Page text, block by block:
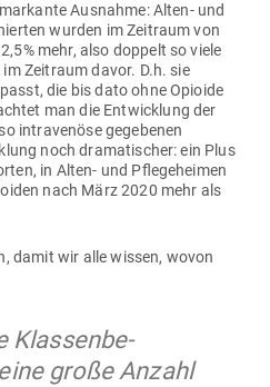
Aus­nahme: Alten- und
wurden im Zeitraum von
mehr, also doppelt so viele
Zeitraum davor. D.h. sie
die bis dato ohne Opioide
man die Ent­wicklung der
intra­venöse gege­benen
noch dra­ma­ti­scher: ein Plus
in Alten- und Pfle­ge­heimen
nach März 2020 mehr als
damit wir alle wissen, wovon
Klas­sen­be­
große Anzahl